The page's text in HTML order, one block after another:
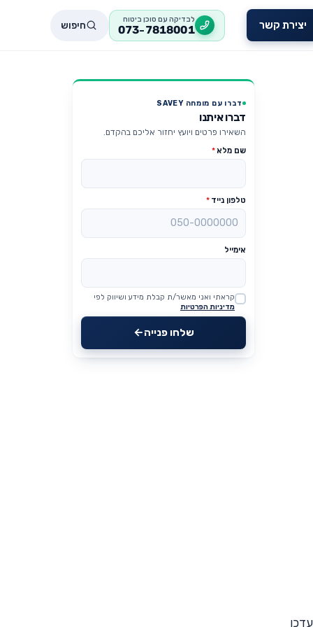
יצירת קשר לבדיקה עם סוכן ביטוח
073-7818001 חיפוש
דברו עם מומחה SAVEY
דברו איתנו
השאירו פרטים ויועץ יחזור אליכם בהקדם.
שם מלא*
טלפון נייד *
אימייל
Website
קראתי ואני מאשר/ת קבלת מידע ושיווק לפי
מדיניות הפרטיות
שלחו פנייה